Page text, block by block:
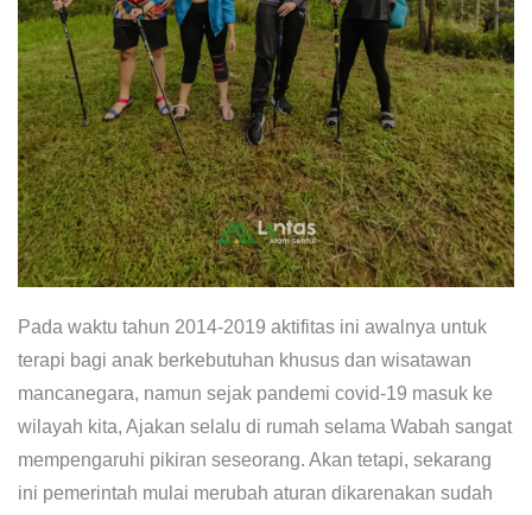
Pada waktu tahun 2014-2019 aktifitas ini awalnya untuk
terapi bagi anak berkebutuhan khusus dan wisatawan
mancanegara, namun sejak pandemi covid-19 masuk ke
wilayah kita, Ajakan selalu di rumah selama Wabah sangat
mempengaruhi pikiran seseorang. Akan tetapi, sekarang
ini pemerintah mulai merubah aturan dikarenakan sudah